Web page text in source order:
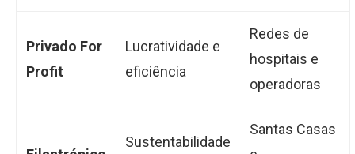
Privado For
Profit
Lucratividade e
eficiência
Redes de
hospitais e
operadoras
Sustentabilidade
Santas Casas